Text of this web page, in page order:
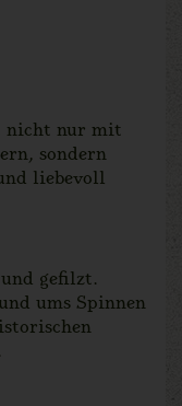
nicht nur mit
sondern
liebevoll
gefilzt.
ums Spinnen